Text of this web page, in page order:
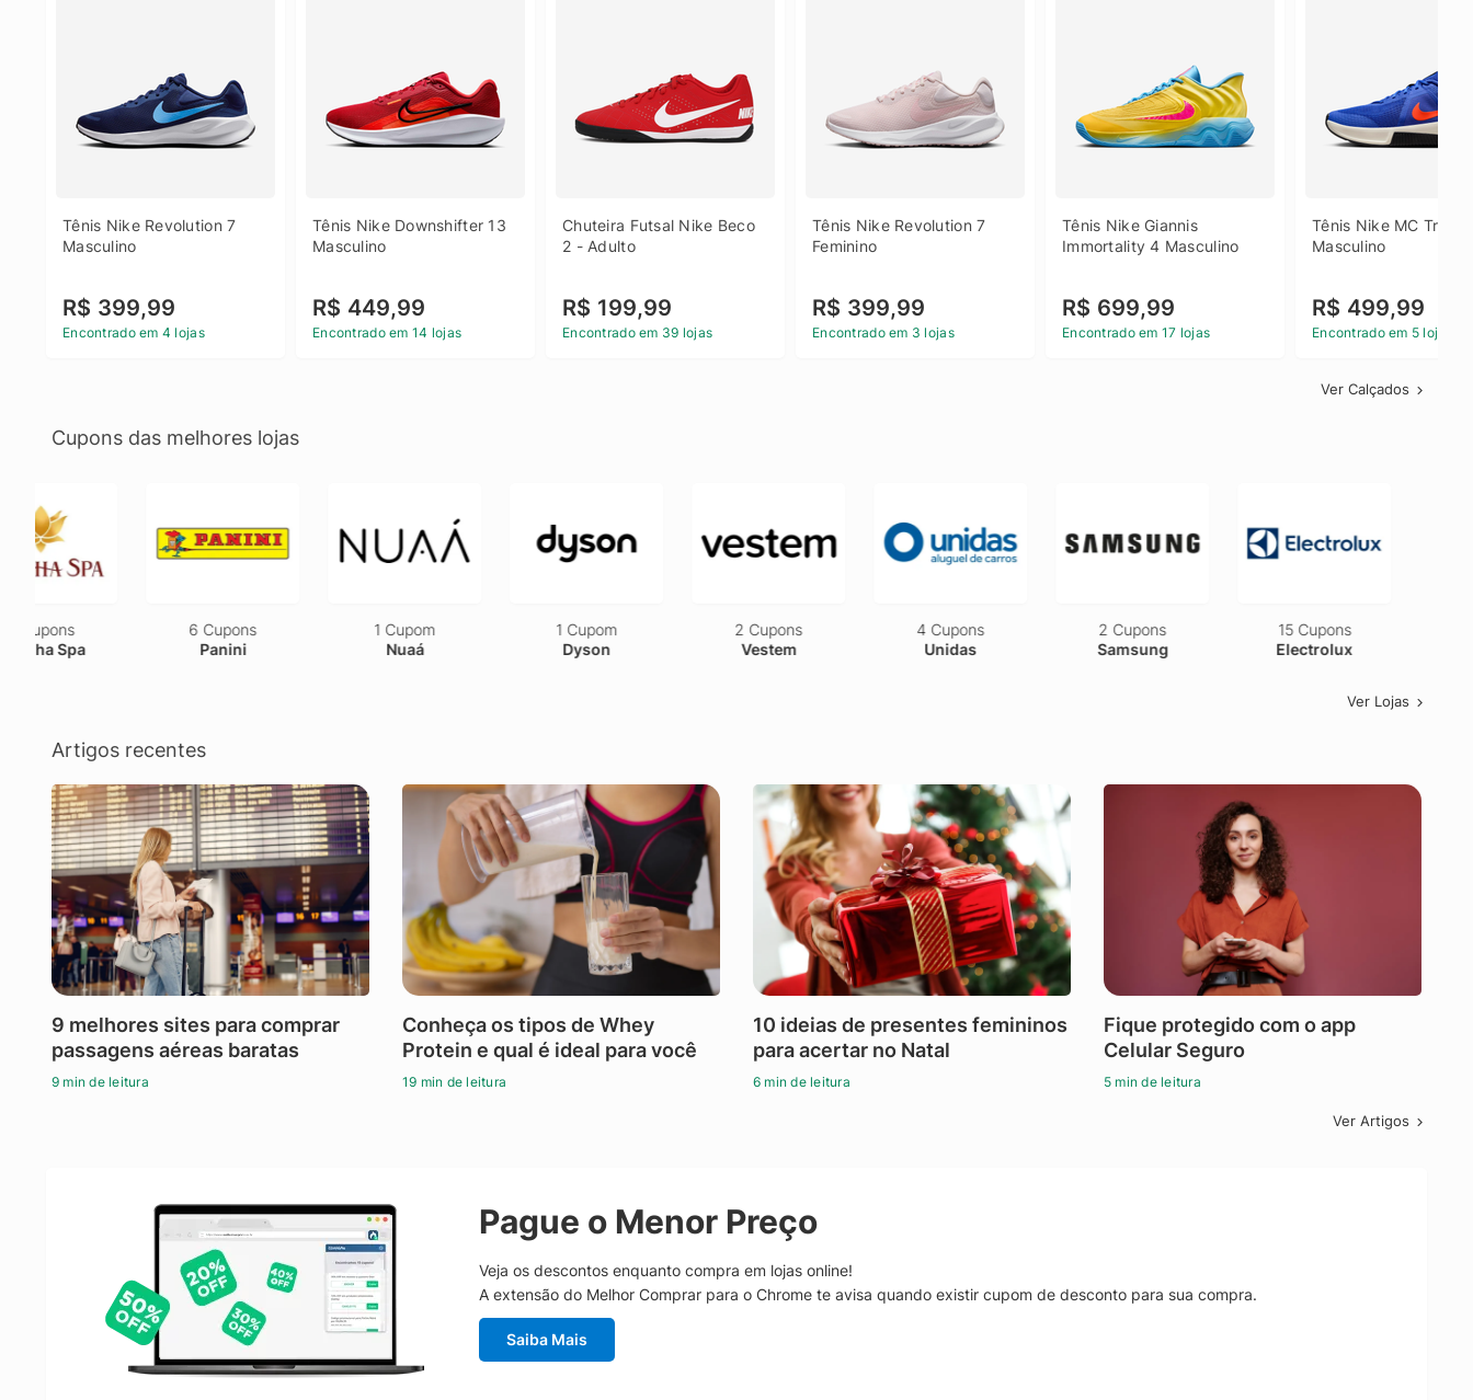
Tênis Nike Revolution 7
Masculino
R$ 399,99
Encontrado em 4 lojas
Tênis Nike Downshifter 13
Masculino
R$ 449,99
Encontrado em 14 lojas
Chuteira Futsal Nike Beco
2 - Adulto
R$ 199,99
Encontrado em 39 lojas
Tênis Nike Revolution 7
Feminino
R$ 399,99
Encontrado em 3 lojas
Tênis Nike Giannis
Immortality 4 Masculino
R$ 699,99
Encontrado em 17 lojas
Tênis Nike MC
Masculino
R$ 499,99
Encontrado em 5 lojas
Ver Calçados
Cupons das melhores lojas
Ver Lojas
Artigos recentes
9 melhores sites para comprar
passagens aéreas baratas
9 min de leitura
Conheça os tipos de Whey
Protein e qual é ideal para você
19 min de leitura
10 ideias de presentes femininos
para acertar no Natal
6 min de leitura
Fique protegido com o app
Celular Seguro
5 min de leitura
Ver Artigos
Pague o Menor Preço
Veja os descontos enquanto compra em lojas online!
A extensão do Melhor Comprar para o Chrome te avisa quando existir cupom de desconto para sua compra.
Saiba Mais